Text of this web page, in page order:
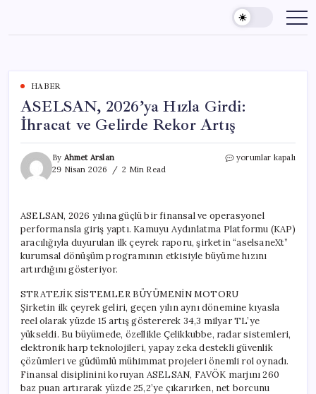
content
HABER
ASELSAN, 2026’ya Hızla Girdi:
İhracat ve Gelirde Rekor Artış
By Ahmet Arslan
29 Nisan 2026
2 Min Read
ASELSAN,
ve
Gelirde
Rekor
Artış
yorumlar kapalı
ASELSAN, 2026 yılına güçlü bir finansal ve operasyonel
performansla giriş yaptı. Kamuyu Aydınlatma Platformu (KAP)
aracılığıyla duyurulan ilk çeyrek raporu, şirketin “aselsaneXt”
kurumsal dönüşüm programının etkisiyle büyüme hızını
artırdığını gösteriyor.
STRATEJİK SİSTEMLER BÜYÜMENİN MOTORU
Şirketin ilk çeyrek geliri, geçen yılın aynı dönemine kıyasla
reel olarak yüzde 15 artış göstererek 34,3 milyar TL’ye
yükseldi. Bu büyümede, özellikle Çelikkubbe, radar sistemleri,
elektronik harp teknolojileri, yapay zeka destekli güvenlik
çözümleri ve güdümlü mühimmat projeleri önemli rol oynadı.
Finansal disiplinini koruyan ASELSAN, FAVÖK marjını 260
baz puan artırarak yüzde 25,2’ye çıkarırken, net borcunu